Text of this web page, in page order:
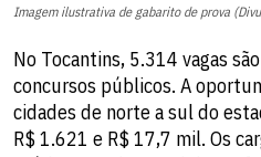
Imagem ilustrativa de gabarito de prova
No Tocantins, 5.314 vagas
concursos públicos. A
cidades de norte a sul do
R$ 1.621 e R$ 17,7 mil. Os